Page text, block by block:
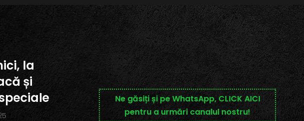
la
și
Ne găsiți și pe WhatsApp, CLICK AICI
pentru a urmări canalul nostru!